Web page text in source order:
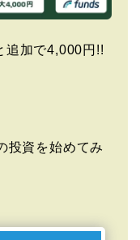
追加で4,000円!!
投資を始めてみ